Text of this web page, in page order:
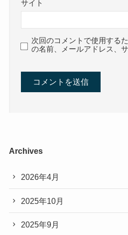
サイト
次回のコメントで使用する
の名前、メールアドレス、
Archives
2026年4月
2025年10月
2025年9月